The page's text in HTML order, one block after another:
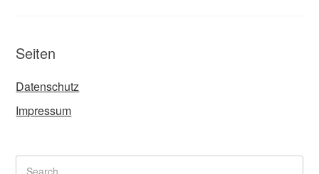
Seiten
Datenschutz
Impressum